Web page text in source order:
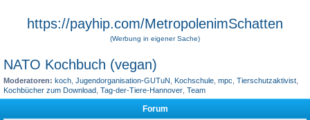
https://payhip.com/MetropolenimSchatten
(Werbung in eigener Sache)
NATO Kochbuch (vegan)
Moderatoren: koch Jugendorganisation-GUTuN Kochschule mpc Tierschutzaktivist
Kochbücher zum Download Tag-der-Tiere-Hannover Team
Forum